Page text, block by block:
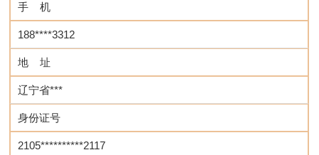
手 机
188****3312
地 址
辽宁省***
身份证号
2105**********2117